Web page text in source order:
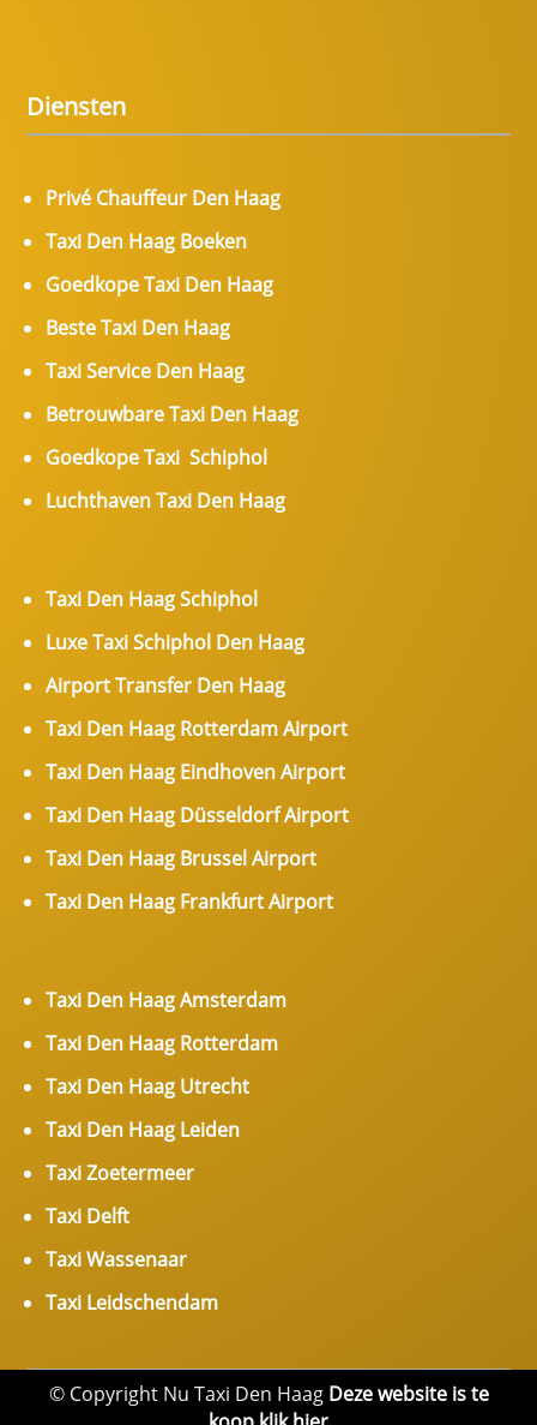
Diensten
Privé Chauffeur Den Haag
Taxi Den Haag Boeken
Goedkope Taxi Den Haag
Beste Taxi Den Haag
Taxi Service Den Haag
Betrouwbare Taxi Den Haag
Goedkope Taxi Schiphol
Luchthaven Taxi Den Haag
Taxi Den Haag Schiphol
Luxe Taxi Schiphol Den Haag
Airport Transfer Den Haag
Taxi Den Haag Rotterdam Airport
Taxi Den Haag Eindhoven Airport
Taxi Den Haag Düsseldorf Airport
Taxi Den Haag Brussel Airport
Taxi Den Haag Frankfurt Airport
Taxi Den Haag Amsterdam
Taxi Den Haag Rotterdam
Taxi Den Haag Utrecht
Taxi Den Haag Leiden
Taxi Zoetermeer
Taxi Delft
Taxi Wassenaar
Taxi Leidschendam
© Copyright Nu Taxi Den Haag Deze website is te